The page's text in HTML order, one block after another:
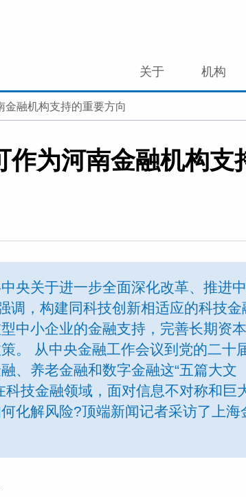
关于 机构
金融机构支持的重要方向
作为河南金融机构支
央关于进一步全面深化改革、推进
调，构建同科技创新相适应的科技金
中小企业的金融支持，完善长期资
。 从中央金融工作会议到党的二十
、养老金融和数字金融这“五篇大文
技金融领域，面对信息不对称和巨
化解风险?顶端新闻记者采访了上海